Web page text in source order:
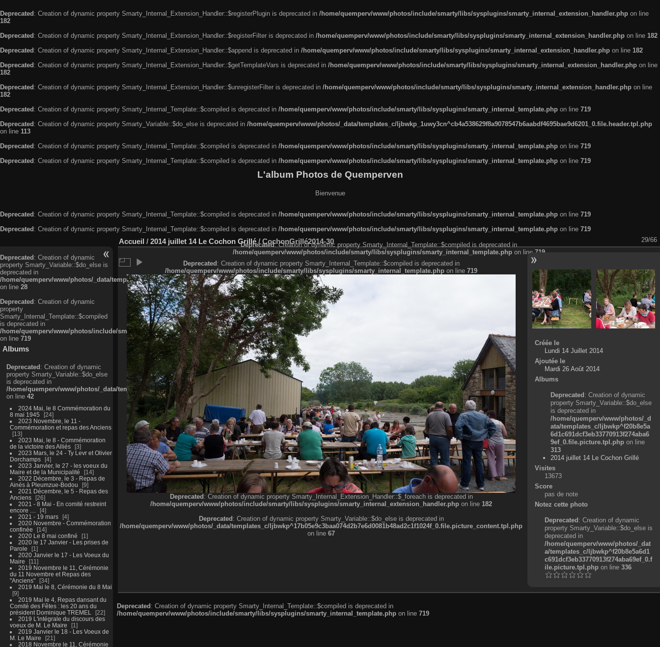
Deprecated : Creation of dynamic property Smarty_Internal_Extension_Handler::$registerPlugin is deprecated in /home/quemperv/www/photos/include/smarty/libs/sysplugins/smarty_internal_extension_handler.php on line
182
Deprecated : Creation of dynamic property Smarty_Internal_Extension_Handler::$registerFilter is deprecated in /home/quemperv/www/photos/include/smarty/libs/sysplugins/smarty_internal_extension_handler.php on line 182
Deprecated : Creation of dynamic property Smarty_Internal_Extension_Handler::$append is deprecated in /home/quemperv/www/photos/include/smarty/libs/sysplugins/smarty_internal_extension_handler.php on line 182
Deprecated : Creation of dynamic property Smarty_Internal_Extension_Handler::$getTemplateVars is deprecated in /home/quemperv/www/photos/include/smarty/libs/sysplugins/smarty_internal_extension_handler.php on line
182
Deprecated : Creation of dynamic property Smarty_Internal_Extension_Handler::$unregisterFilter is deprecated in /home/quemperv/www/photos/include/smarty/libs/sysplugins/smarty_internal_extension_handler.php on line
182
Deprecated : Creation of dynamic property Smarty_Internal_Template::$compiled is deprecated in /home/quemperv/www/photos/include/smarty/libs/sysplugins/smarty_internal_template.php on line 719
Deprecated : Creation of dynamic property Smarty_Variable::$do_else is deprecated in /home/quemperv/www/photos/_data/templates_c/ljbwkp_1uwy3cn^cb4a538629f8a9078547b6aabdf4695bae9d6201_0.file.header.tpl.php
on line 113
Deprecated : Creation of dynamic property Smarty_Internal_Template::$compiled is deprecated in /home/quemperv/www/photos/include/smarty/libs/sysplugins/smarty_internal_template.php on line 719
Deprecated : Creation of dynamic property Smarty_Internal_Template::$compiled is deprecated in /home/quemperv/www/photos/include/smarty/libs/sysplugins/smarty_internal_template.php on line 719
L'album Photos de Quemperven
Bienvenue
Deprecated: Creation of dynamic property Smarty_Internal_Template::$compiled is deprecated in /home/quemperv/www/photos/include/smarty/libs/sysplugins/smarty_internal_template.php on line 719
Deprecated: Creation of dynamic property Smarty_Internal_Template::$compiled is deprecated in /home/quemperv/www/photos/include/smarty/libs/sysplugins/smarty_internal_template.php on line 719
Deprecated: Creation of dynamic
property Smarty_Variable::$do_else is
deprecated in
/home/quemperv/www/photos/_data/templates_c/ljbwkp^c6900b4874d0f35e1df606f26bc55e6a40d5a3fc_0.file.menubar.tpl.php
on line 28
Deprecated: Creation of dynamic
property
Smarty_Internal_Template::$compiled
is deprecated in
/home/quemperv/www/photos/include/smarty/libs/sysplugins/smarty_internal_template.php
on line 719
Albums
Deprecated: Creation of dynamic
property Smarty_Variable::$do_else
is deprecated in
/home/quemperv/www/photos/_data/templates_c/ljbwkp^9d77c4c7d1830cb83f461f2685cd6a1bb234fabf_0.file.menubar_categories.tpl.php
on line 42
2024 Mai, le 8 Commémoration du
8 mai 1945
24
2023 Novembre, le 11 -
Commémoration et repas des Anciens
13
2023 Mai, le 8 - Commémoration
de la victoire des Alliés
3
2023 Mars, le 24 - Ty Levr et Olivier
Dorchamps
4
2023 Janvier, le 27 - les voeux du
Maire et de la Municipalité
14
2022 Décembre, le 3 - Repas de
Ainés à Pleumzue-Bodou
9
2021 Décembre, le 5 - Repas des
Anciens
26
2021 - 8 Mai - En comité restreint
encore ....
4
2021 - 19 mars
4
2020 Novembre - Commémoration
confinée
14
2020 Le 8 mai confiné
1
2020 le 17 Janvier - Les prises de
Parole
1
2020 Janvier le 17 - Les Voeux du
Maire
11
2019 Novembre le 11, Cérémonie
du 11 Novembre et Repas des
"Anciens"
34
2019 Mai le 8, Cérémonie du 8 Mai
9
2019 Mai le 4, Repas dansant du
Comité des Fêtes : les 20 ans du
président Dominique TREMEL
22
2019 L'intégrale du discours des
voeux de M. Le Maire
1
2019 Janvier le 18 - Les Voeux de
M. Le Maire
21
2018 Novembre le 11, Cérémonie
Accueil / 2014 juillet 14 Le Cochon Grillé / CochonGrillé2014-30 29/66
Deprecated: Creation of dynamic property Smarty_Internal_Template::$compiled is deprecated in
/home/quemperv/www/photos/include/smarty/libs/sysplugins/smarty_internal_template.php on line 719
Deprecated: Creation of dynamic property Smarty_Internal_Template::$compiled is deprecated in
/home/quemperv/www/photos/include/smarty/libs/sysplugins/smarty_internal_template.php on line 719
Deprecated: Creation of dynamic property Smarty_Internal_Extension_Handler::$_foreach is deprecated in
/home/quemperv/www/photos/include/smarty/libs/sysplugins/smarty_internal_extension_handler.php on line 182
Deprecated: Creation of dynamic property Smarty_Variable::$do_else is deprecated in
/home/quemperv/www/photos/_data/templates_c/ljbwkp^17b05e9c3baa074d2b7e6d0081b48ad2c1f1024f_0.file.picture_content.tpl.php
on line 67
Créée le
Lundi 14 Juillet 2014
Ajoutée le
Mardi 26 Août 2014
Albums
Deprecated: Creation of dynamic
property Smarty_Variable::$do_else
is deprecated in
/home/quemperv/www/photos/_d
ata/templates_c/ljbwkp^f20b8e5a
6d1c691dcf3eb33770913f274aba6
9ef_0.file.picture.tpl.php on line
313
2014 juillet 14 Le Cochon Grillé
Visites
13673
Score
pas de note
Notez cette photo
Deprecated: Creation of dynamic
property Smarty_Variable::$do_else is
deprecated in
/home/quemperv/www/photos/_dat
a/templates_c/ljbwkp^f20b8e5a6d1
c691dcf3eb33770913f274aba69ef_0.f
ile.picture.tpl.phpon line 336
Deprecated: Creation of dynamic property Smarty_Internal_Template::$compiled is deprecated in
/home/quemperv/www/photos/include/smarty/libs/sysplugins/smarty_internal_template.php on line 719